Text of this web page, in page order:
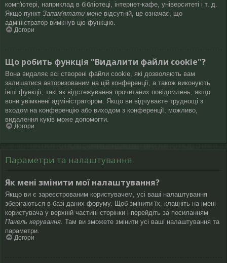
комп'ютері, наприклад в бібліотеці, інтернет-кафе, університеті і т. д.
Якщо пункт Запам'ятати мене відсутній, це означає, що
адміністратор вимкнув цю функцію.
Догори
Що робить функція "Видалити файли cookie"?
Вона видаляє всі створені файли cookie, які дозволяють вам
залишатися авторизованим на цій конференції, а також виконують
інші функції, такі як відстежування прочитаних повідомлень, якщо
вони увімкнені адміністратором. Якщо ви відчуваєте труднощі з
входом на конференцію або виходом з конференції, можливо,
видалення куків може допомогти.
Догори
Параметри та налаштування
Як мені змінити мої налаштування?
Якщо ви є зареєстрованим користувачем, усі ваші налаштування
зберігаються в базі даних форуму. Щоб змінити їх, клацніть на імені
користувача у верхній частині сторінки і перейдіть за посиланням
Панель керування . Там ви зможете змінити усі ваші налаштування та
параметри.
Догори